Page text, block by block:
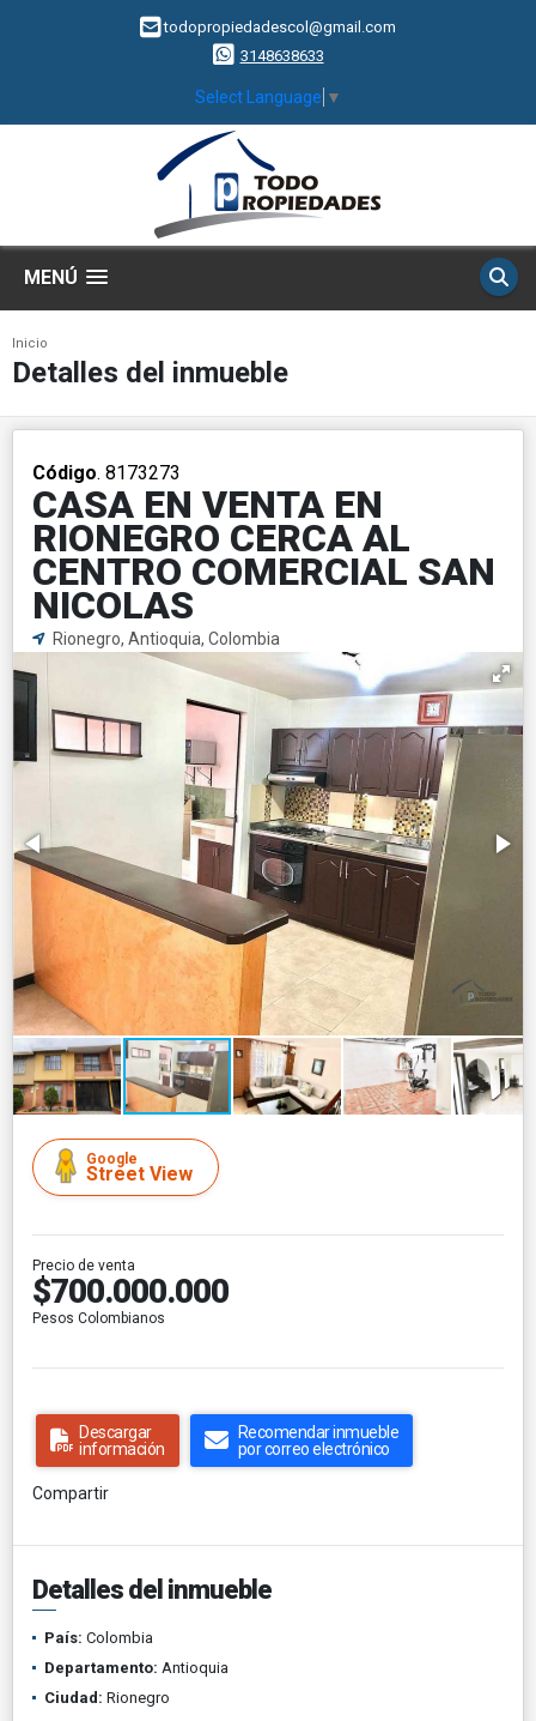
todopropiedadescol@gmail.com
3148638633
Select Language ▼
MENÚ
Inicio
Detalles del inmueble
Código. 8173273
CASA EN VENTA EN
RIONEGRO CERCA AL
CENTRO COMERCIAL SAN
NICOLAS
Rionegro, Antioquia, Colombia
Google
Street View
Precio de venta
$700.000.000
Pesos Colombianos
Descargar
información
Recomendar inmueble
por correo electrónico
Compartir
Detalles del inmueble
País: Colombia
Departamento: Antioquia
Ciudad: Rionegro